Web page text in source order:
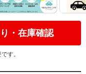
・在庫確認
す。